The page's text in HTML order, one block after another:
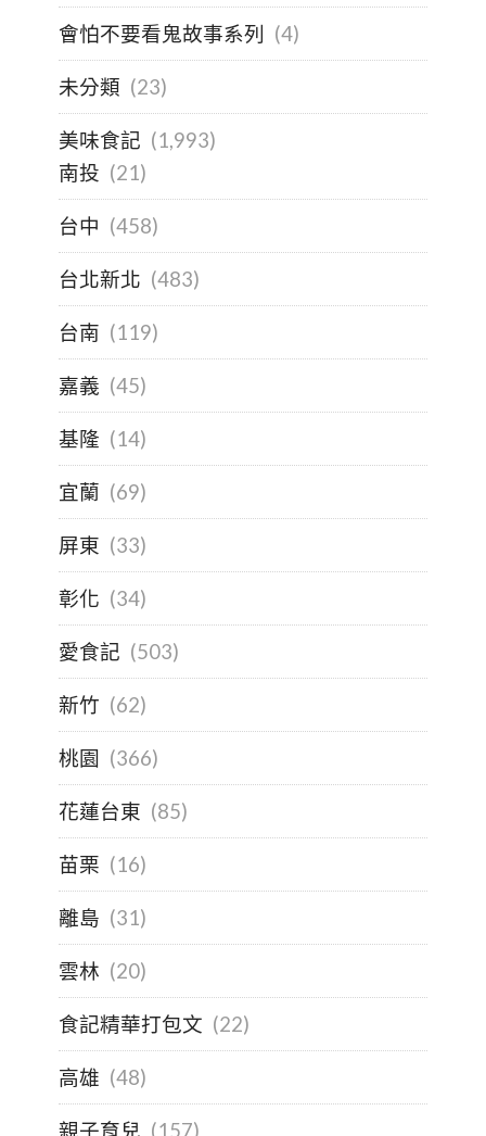
會怕不要看鬼故事系列 (4)
未分類 (23)
美味食記 (1,993)
南投 (21)
台中 (458)
台北新北 (483)
台南 (119)
嘉義 (45)
基隆 (14)
宜蘭 (69)
屏東 (33)
彰化 (34)
愛食記 (503)
新竹 (62)
桃園 (366)
花蓮台東 (85)
苗栗 (16)
離島 (31)
雲林 (20)
食記精華打包文 (22)
高雄 (48)
親子育兒 (157)